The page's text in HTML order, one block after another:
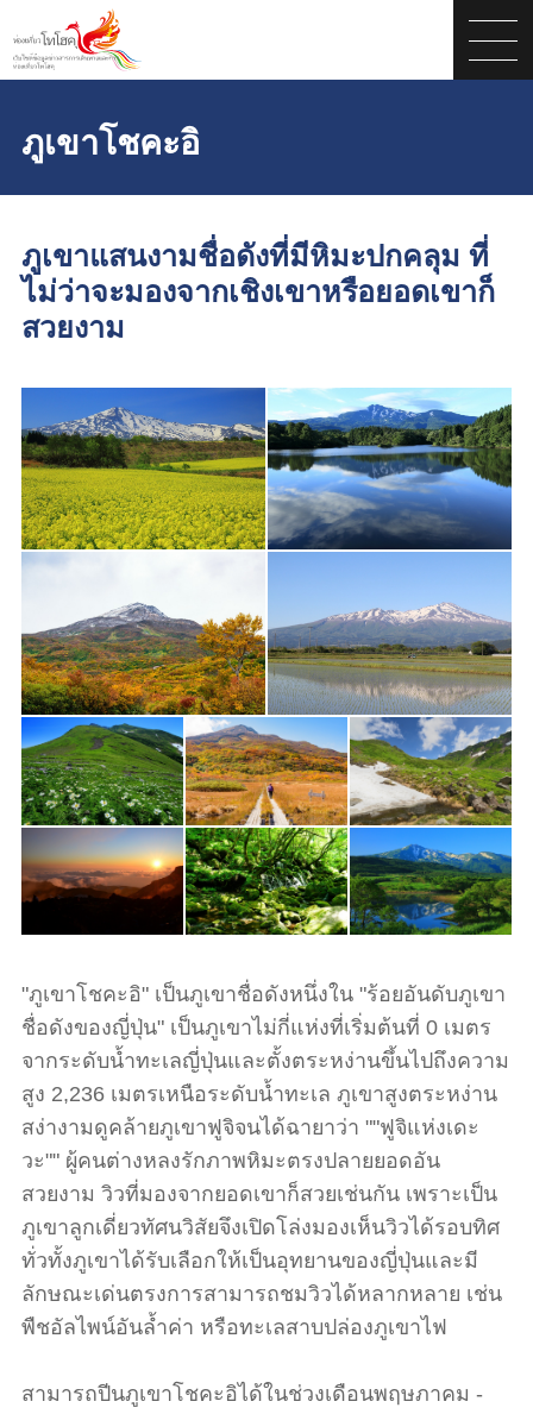
ภูเขาโชคะอิ
ภูเขาแสนงามชื่อดังที่มีหิมะปกคลุม ที่
ไม่ว่าจะมองจากเชิงเขาหรือยอดเขาก็
สวยงาม
"ภูเขาโชคะอิ" เป็นภูเขาชื่อดังหนึ่งใน "ร้อยอันดับภูเขา
ชื่อดังของญี่ปุ่น" เป็นภูเขาไม่กี่แห่งที่เริ่มต้นที่ 0 เมตร
จากระดับน้ำทะเลญี่ปุ่นและตั้งตระหง่านขึ้นไปถึงความ
สูง 2,236 เมตรเหนือระดับน้ำทะเล ภูเขาสูงตระหง่าน
สง่างามดูคล้ายภูเขาฟูจิจนได้ฉายาว่า ""ฟูจิแห่งเดะ
วะ"" ผู้คนต่างหลงรักภาพหิมะตรงปลายยอดอัน
สวยงาม วิวที่มองจากยอดเขาก็สวยเช่นกัน เพราะเป็น
ภูเขาลูกเดี่ยวทัศนวิสัยจึงเปิดโล่งมองเห็นวิวได้รอบทิศ
ทั่วทั้งภูเขาได้รับเลือกให้เป็นอุทยานของญี่ปุ่นและมี
ลักษณะเด่นตรงการสามารถชมวิวได้หลากหลาย เช่น
พืชอัลไพน์อันล้ำค่า หรือทะเลสาบปล่องภูเขาไฟ
สามารถปีนภูเขาโชคะอิได้ในช่วงเดือนพฤษภาคม -